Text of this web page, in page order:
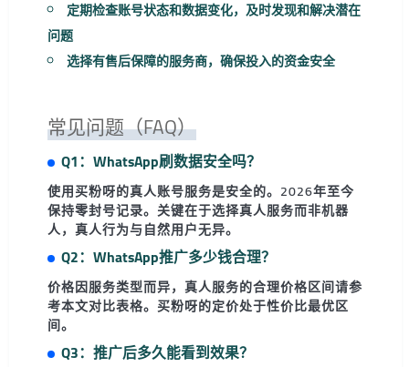
定期检查账号状态和数据变化，及时发现和解决潜在
问题
选择有售后保障的服务商，确保投入的资金安全
常见问题（FAQ）
Q1：WhatsApp刷数据安全吗？
使用买粉呀的真人账号服务是安全的。2026年至今
保持零封号记录。关键在于选择真人服务而非机器
人，真人行为与自然用户无异。
Q2：WhatsApp推广多少钱合理？
价格因服务类型而异，真人服务的合理价格区间请参
考本文对比表格。买粉呀的定价处于性价比最优区
间。
Q3：推广后多久能看到效果？